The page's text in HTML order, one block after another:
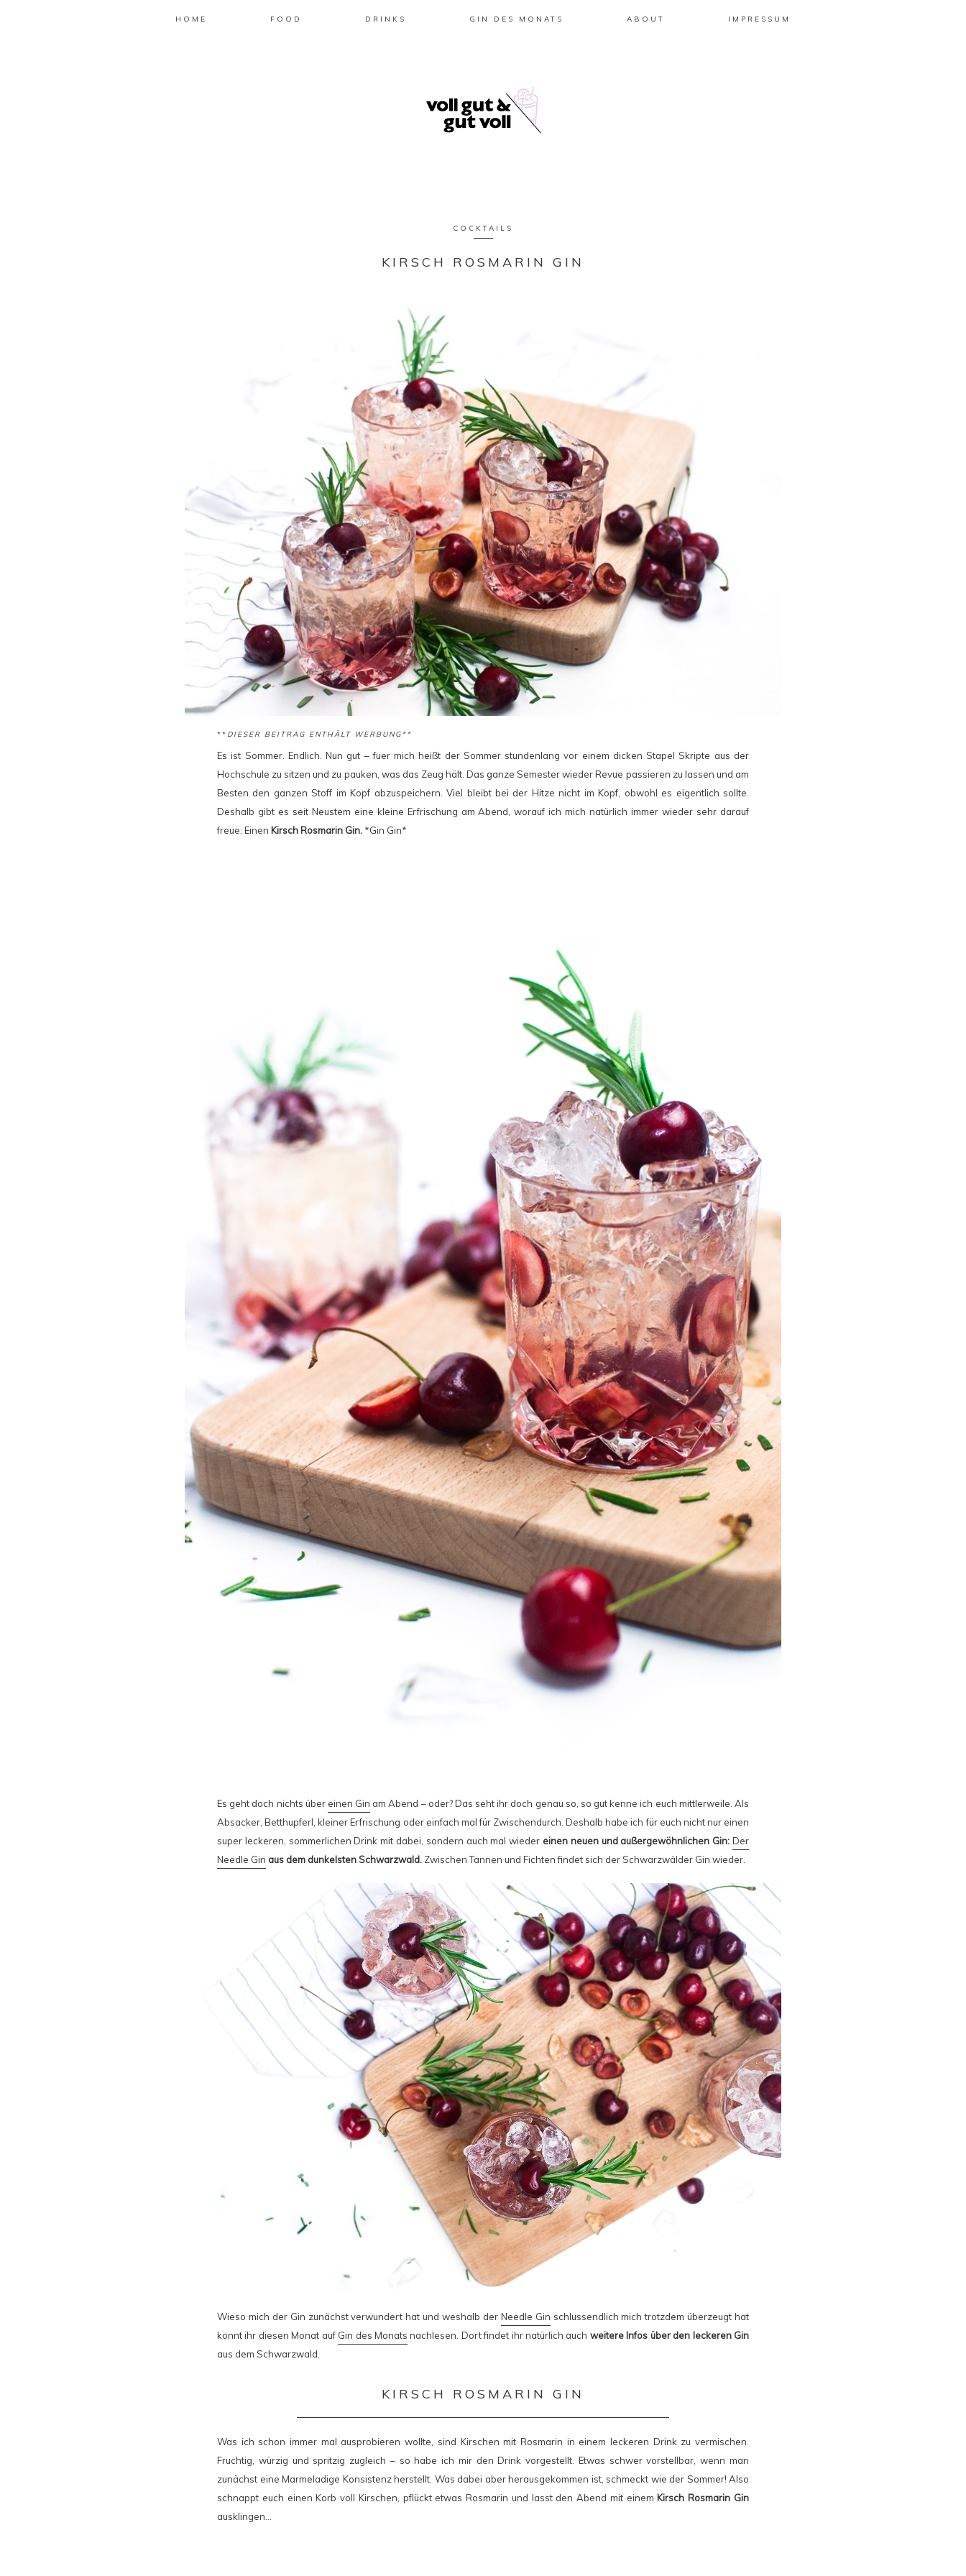
HOME FOOD DRINKS GIN DES MONATS ABOUT IMPRESSUM
COCKTAILS
KIRSCH ROSMARIN GIN
** DIESER BEITRAG ENTHÄLT WERBUNG**
Es ist Sommer. Endlich. Nun gut – fuer mich heißt der Sommer stundenlang vor einem dicken Stapel Skripte aus der
Hochschule zu sitzen und zu pauken, was das Zeug hält. Das ganze Semester wieder Revue passieren zu lassen und am
Besten den ganzen Stoff im Kopf abzuspeichern. Viel bleibt bei der Hitze nicht im Kopf, obwohl es eigentlich sollte.
Deshalb gibt es seit Neustem eine kleine Erfrischung am Abend, worauf ich mich natürlich immer wieder sehr darauf
freue: Einen Kirsch Rosmarin Gin. *Gin Gin*
Es geht doch nichts über einen Gin am Abend – oder? Das seht ihr doch genau so, so gut kenne ich euch mittlerweile. Als
Absacker, Betthupferl, kleiner Erfrischung oder einfach mal für Zwischendurch. Deshalb habe ich für euch nicht nur einen
super leckeren, sommerlichen Drink mit dabei, sondern auch mal wieder einen neuen und außergewöhnlichen Gin: Der
Needle Gin aus dem dunkelsten Schwarzwald. Zwischen Tannen und Fichten findet sich der Schwarzwälder Gin wieder.
Wieso mich der Gin zunächst verwundert hat und weshalb der Needle Gin schlussendlich mich trotzdem überzeugt hat
könnt ihr diesen Monat auf Gin des Monats nachlesen. Dort findet ihr natürlich auch weitere Infos über den leckeren Gin
aus dem Schwarzwald.
KIRSCH ROSMARIN GIN
Was ich schon immer mal ausprobieren wollte, sind Kirschen mit Rosmarin in einem leckeren Drink zu vermischen.
Fruchtig, würzig und spritzig zugleich – so habe ich mir den Drink vorgestellt. Etwas schwer vorstellbar, wenn man
zunächst eine Marmeladige Konsistenz herstellt. Was dabei aber herausgekommen ist, schmeckt wie der Sommer! Also
schnappt euch einen Korb voll Kirschen, pflückt etwas Rosmarin und lasst den Abend mit einem Kirsch Rosmarin Gin
ausklingen…